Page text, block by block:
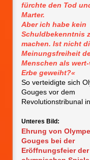
fürchte den Tod
Marter.
Aber ich habe kein
Schuldbekenntnis
machen. Ist nicht
Meinungsfreiheit
Menschen als
Erbe geweiht?«
So verteidigte sich
Gouges vor dem
Revolutionstribunal
Unteres Bild:
Ehrung von
Gouges bei der
Eröffnungsfeier der